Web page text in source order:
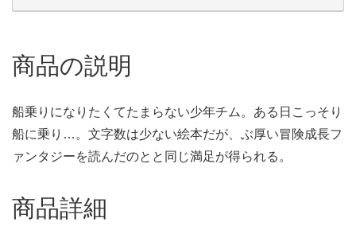
商品の説明
船乗りになりたくてたまらない少年チム。ある日こっそり
船に乗り…。文字数は少ない絵本だが、ぶ厚い冒険成長フ
ァンタジーを読んだのとと同じ満足が得られる。
商品詳細